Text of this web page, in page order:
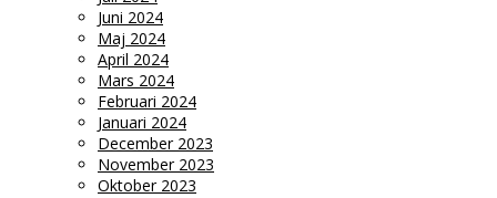
Juni 2024
Maj 2024
April 2024
Mars 2024
Februari 2024
Januari 2024
December 2023
November 2023
Oktober 2023